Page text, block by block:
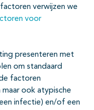
verwijzen we
voor
presenteren met
om standaard
factoren
maar ook atypische
infectie) en/of een